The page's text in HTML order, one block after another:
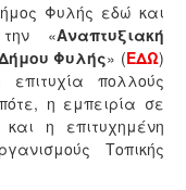
Φυλής εδώ και
την «Αναπτυξιακή
Φυλής» (ΕΔΩ)
πολλούς
η εμπειρία σε
η επιτυχημένη
Τοπικής